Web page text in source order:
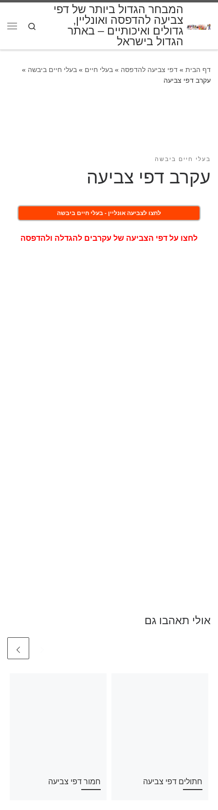
המבחר הגדול ביותר של דפי
צביעה להדפסה ואונליין,
גדולים ואיכותיים – באתר
הגדול בישראל
Search
דף הבית » דפי צביעה להדפסה » בעלי חיים » בעלי חיים ביבשה »
עקרב דפי צביעה
בעלי חיים ביבשה
עקרב דפי צביעה
לחצו לצביעה אונליין - בעלי חיים ביבשה
לחצו על דפי הצביעה של עקרבים להגדלה ולהדפסה
אולי תאהבו גם
חתולים דפי צביעה חמור דפי צביעה